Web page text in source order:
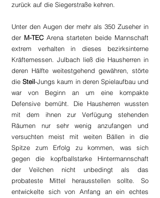
zurück auf die Siegerstraße kehren.
Unter den Augen der mehr als 350 Zuseher in
der M-TEC Arena starteten beide Mannschaft
extrem verhalten in dieses bezirksinterne
Kräftemessen. Julbach ließ die Hausherren in
deren Hälfte weitestgehend gewähren, störte
die Steil-Jungs kaum in deren Spielaufbau und
war von Beginn an um eine kompakte
Defensive bemüht. Die Hausherren wussten
mit dem ihnen zur Verfügung stehenden
Räumen nur sehr wenig anzufangen und
versuchten meist mit weiten Bällen in die
Spitze zum Erfolg zu kommen, was sich
gegen die kopfballstarke Hintermannschaft
der Veilchen nicht unbedingt als das
probateste Mittel herausstellen sollte. So
entwickelte sich von Anfang an ein echtes